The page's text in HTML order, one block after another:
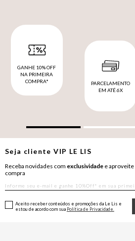
GANHE 10% OFF
NA PRIMEIRA
COMPRA*
PARCELAMENTO
EM ATÉ 6X
Seja clienteVIP LE LIS
Receba novidades com exclusividade e aproveite
compra
Aceito receber conteúdos e promoções da Le Lis e
estou de acordo com sua Política de Privacidade.